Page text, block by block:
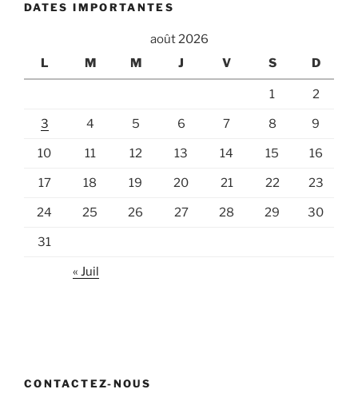
DATES IMPORTANTES
août 2026
L
M M J V S D
1 2
3 4 5 6 7 8 9
10 11 12 13 14 15 16
17 18 19 20 21 22 23
24 25 26 27 28 29 30
31
« Juil
CONTACTEZ-NOUS